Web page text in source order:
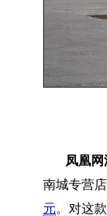
凤凰网
南城专营
元。对这